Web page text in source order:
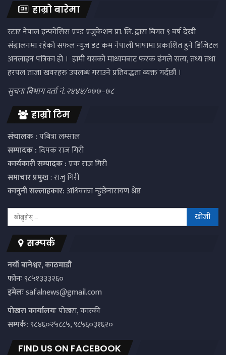
हाम्रो बारेमा
स्टार नेपाल इन्फोसिस एण्ड एजुकेशन प्रा. लि. द्वारा बिगत ९ बर्ष देखी
संञ्चालनमा रहेको सफल न्युज डट कम नेपाली भाषामा प्रकाशित हुने डिजिटल
अनलाइन पत्रिका हो । हामी यसको माध्यमबाट फरक ढंगले सत्य, तथ्य तथा
हरपल ताजा खवरहरु उपलब्ध गराउने प्रतिवद्धता व्यक्त गर्दछौं ।
सुचना बिभाग दर्ता नं. २४४४/०७७–७८
हाम्रो टिम
संचालक :पबित्रा लम्साल
सम्पादक :दिपक राज गिरी
कार्यकारी सम्पादक :एक राज गिरी
समाचार प्रमुख: राजु गिरी
कानुनी सल्लाहकार:अधिवक्ता न्हुंछेनारायण श्रेष्ठ
सम्पर्क
नयाँ बानेश्वर, काठमाडौं
फोनः९८५१३३३२६०
इमेलःsafalnews@gmail.com
पाेखरा कार्यालयःपोखरा, कास्की
सम्पर्क:९८४६०२५८८५, ९८५६०३१६२०
FIND US ON FACEBOOK